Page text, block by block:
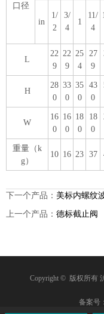
口径
in
1/
2
3/
4
1
11/
4
L
22
9
22
9
25
4
27
9
H
28
0
33
0
35
0
43
0
W
16
0
16
0
18
0
18
0
重量（k
g）
10 16 23 37
下一个产品： 美标内螺纹
上一个产品： 德标截止阀
Copyright © 版权所有
备案号：